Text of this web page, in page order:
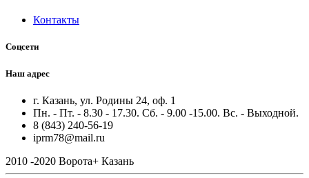
Контакты
Соцсети
Наш адрес
г. Казань, ул. Родины 24, оф. 1
Пн. - Пт. - 8.30 - 17.30. Сб. - 9.00 -15.00. Вс. - Выходной.
8 (843) 240-56-19
iprm78@mail.ru
2010 -2020 Ворота+ Казань